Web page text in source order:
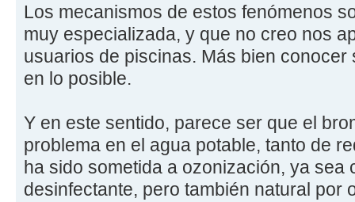
Los mecanismos de estos fenómenos
muy especializada, y que no creo nos
usuarios de piscinas. Más bien
en lo posible.
Y en este sentido, parece ser que el
problema en el agua potable, tanto de
ha sido sometida a ozonización, ya sea
desinfectante, pero también natural por